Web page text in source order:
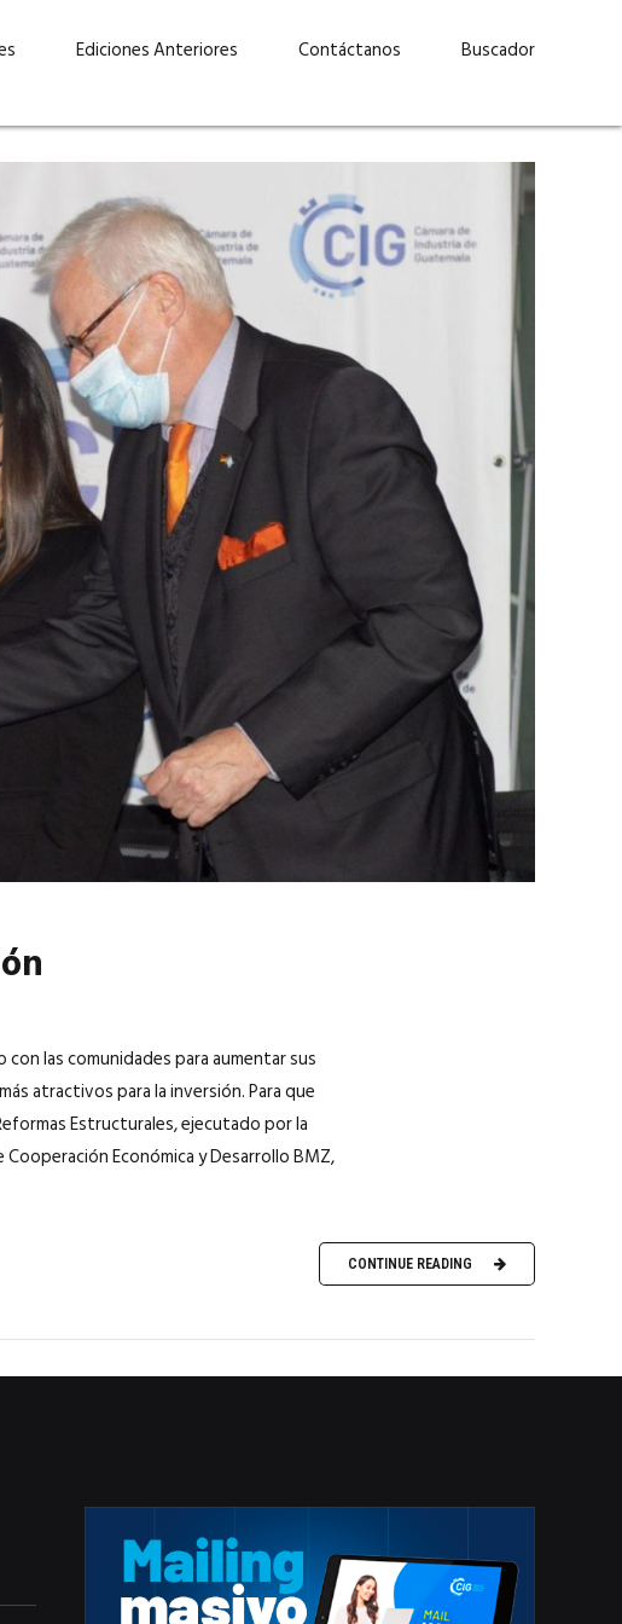
Suárez: “Las
podemos liderar y
paso por nuestros
méritos”
marzo 2026
Lucas Martínez Paz: “En
tecnología, hay que invertir
con inteligencia, no por
EN PORTADA
Ediciones Anteriores Contáctanos Buscador
las comunidades para aumentar sus
atractivos para la inversión. Para que
Estructurales, ejecutado por la
Económica y Desarrollo BMZ,
CONTINUE READING